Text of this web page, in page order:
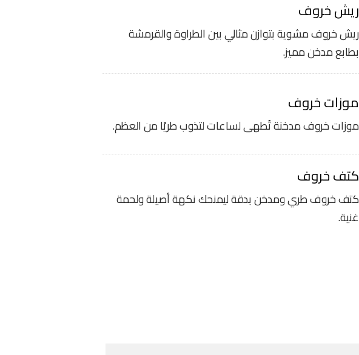
ريش خروف
ريش خروف مشوية بتوازن مثالي بين الطراوة والقرمشة
بطابع مدخن مميز.
موزات خروف
موزات خروف مدخنة تُطهى لساعات لتذوب طريًا من العظم.
كتف خروف
كتف خروف طري ومدخن بدقة ليمنحك نكهة أصيلة ولحمة
غنية.